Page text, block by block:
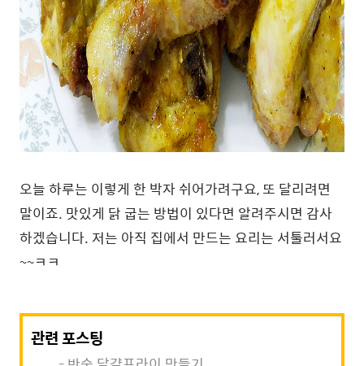
오늘 하루는 이렇게 한 박자 쉬어가려구요, 또 달리려면
말이죠. 맛있게 닭 굽는 방법이 있다면 알려주시면 감사
하겠습니다. 저는 아직 집에서 만드는 요리는 서툴러서요
~~ㅋㅋ
관련 포스팅